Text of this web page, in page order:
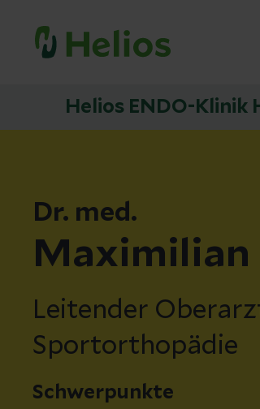
Helios ENDO-Klinik
Dr. med.
Leitender
Sportorthopädie
Schwerpunkte